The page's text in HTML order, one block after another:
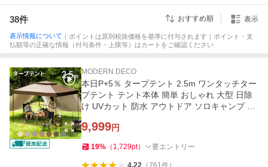
38件 おすすめ順 表示
表示情報について ｜ポイントは原則税抜価格を基準に付与されます｜ポイント・支
払額等の正確な情報（付与条件・上限等）はカートをご確認ください
MODERN DECO
本日P+5％ タープテント 2.5m ワンタッチター
プテント テント本体 簡単 おしゃれ 大型 日除
け UVカット 防水 アウトドア ソロキャンプ 3
9,999円
19% （ 1,729pt） 要エントリー
4.22（761件）